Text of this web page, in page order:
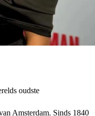
oudste
Amsterdam. Sinds 1840